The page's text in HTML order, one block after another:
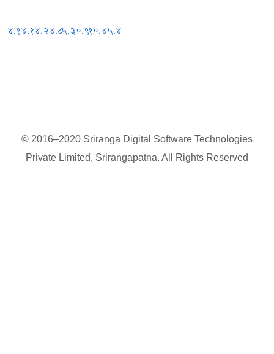
४.१४.१४.२४.८५.३०.९१०.४५.४
© 2016–2020 Sriranga Digital Software Technologies
Private Limited, Srirangapatna. All Rights Reserved